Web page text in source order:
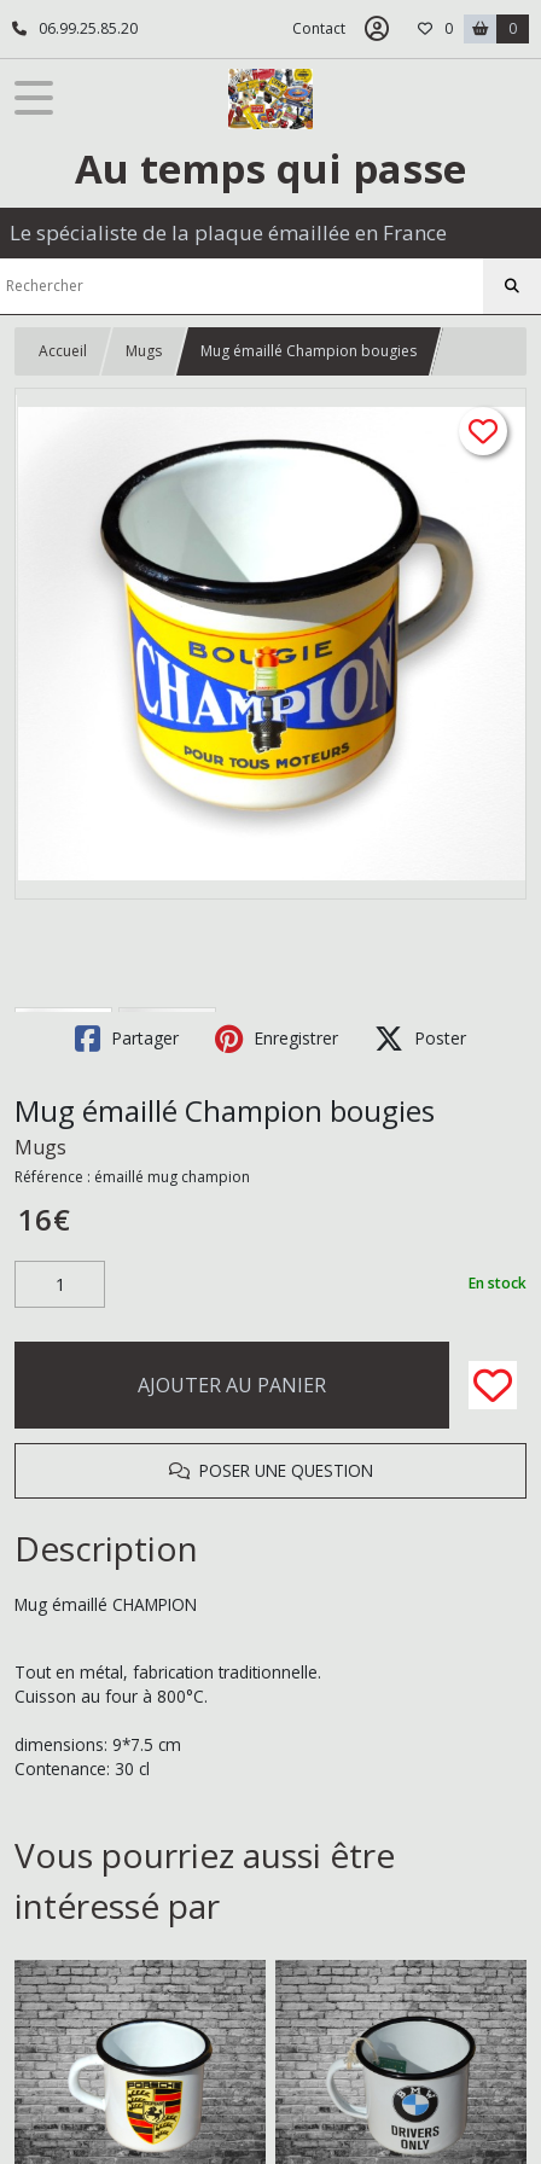
06.99.25.85.20 Contact 0 0
Au temps qui passe
Le spécialiste de la plaque émaillée en France
Accueil Mugs Mug émaillé Champion bougies
Partager Enregistrer Poster
Mug émaillé Champion bougies
Mugs
Référence : émaillé mug champion
16€
En stock
AJOUTER AU PANIER
POSER UNE QUESTION
Description
Mug émaillé CHAMPION
Tout en métal, fabrication traditionnelle.
Cuisson au four à 800°C.
dimensions: 9*7.5 cm
Contenance: 30 cl
Vous pourriez aussi être
intéressé par